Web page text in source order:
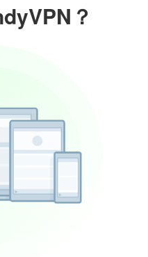
？